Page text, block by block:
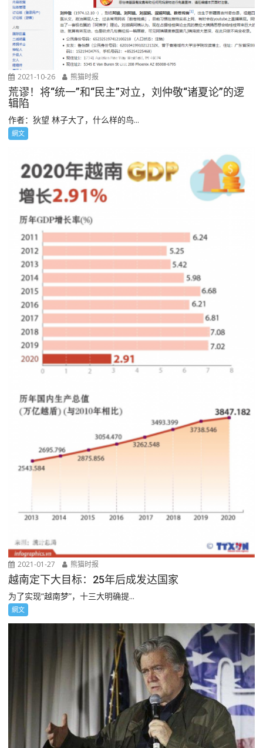
2021-10-26 熊猫时报
荒谬！将“统一”和“民主”对立，刘仲敬“诸夏论”的逻
辑陷
作者：狄望 林子大了，什么样的鸟...
網文
2021-01-27 熊猫时报
越南定下大目标：25年后成发达国家
为了实现“越南梦”，十三大明确提...
網文